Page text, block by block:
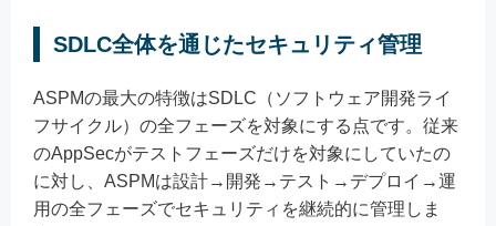
SDLC全体を通じたセキュリティ管理
ASPMの最大の特徴はSDLC（ソフトウェア開発ライ
フサイクル）の全フェーズを対象にする点です。従来
のAppSecがテストフェーズだけを対象にしていたの
に対し、ASPMは設計→開発→テスト→デプロイ→運
用の全フェーズでセキュリティを継続的に管理しま